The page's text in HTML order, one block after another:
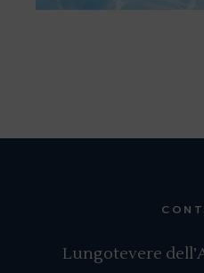
Lungotevere